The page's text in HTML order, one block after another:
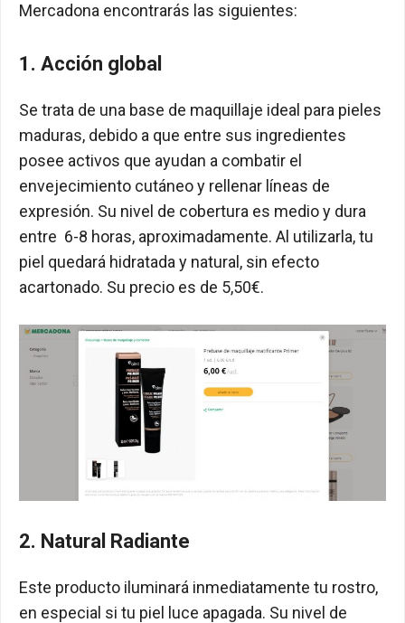
Mercadona encontrarás las siguientes:
1. Acción global
Se trata de una base de maquillaje ideal para pieles
maduras, debido a que entre sus ingredientes
posee activos que ayudan a combatir el
envejecimiento cutáneo y rellenar líneas de
expresión. Su nivel de cobertura es medio y dura
entre 6-8 horas, aproximadamente. Al utilizarla, tu
piel quedará hidratada y natural, sin efecto
acartonado. Su precio es de 5,50€.
2. Natural Radiante
Este producto iluminará inmediatamente tu rostro,
en especial si tu piel luce apagada. Su nivel de